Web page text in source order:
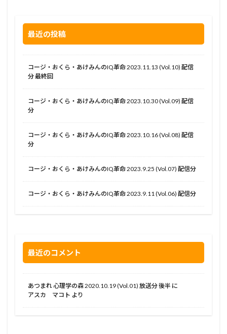
最近の投稿
コージ・おくら・あけみんのIQ革命 2023.11.13 (Vol.10) 配信
分 最終回
コージ・おくら・あけみんのIQ革命 2023.10.30 (Vol.09) 配信
分
コージ・おくら・あけみんのIQ革命 2023.10.16 (Vol.08) 配信
分
コージ・おくら・あけみんのIQ革命 2023.9.25 (Vol.07) 配信分
コージ・おくら・あけみんのIQ革命 2023.9.11 (Vol.06) 配信分
最近のコメント
あつまれ 心理学の森 2020.10.19 (Vol.01) 放送分 後半 に
アスカ マコト より